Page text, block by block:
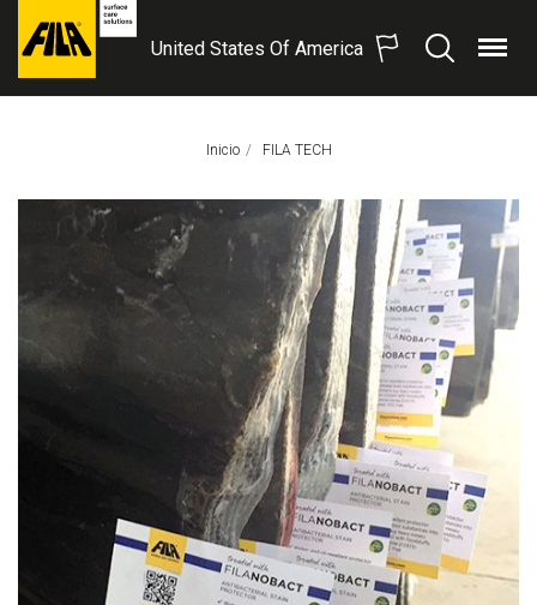
FILA
United States Of America
BuscarMenú
Inicio Página Actual:
FILA TECH